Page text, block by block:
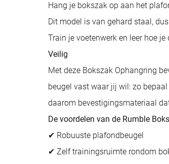
Hang je bokszak op aan het
Dit model is van gehard staal,
Train je voetenwerk en leer hoe
Veilig
Met deze Bokszak Ophangring
beugel vast waar jij wil: zo
daarom bevestigingsmateriaal
De voordelen van de Rumble
✔ Robuuste plafondbeugel
✔ Zelf trainingsruimte rondom